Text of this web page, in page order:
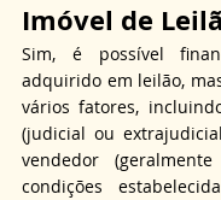
Imóvel de
Sim, é possível
adquirido em leilão,
vários fatores,
(judicial ou
vendedor
condições